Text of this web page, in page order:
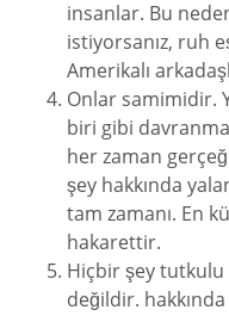
insanlar. Bu
istiyorsanız, ruh
Amerikalı
Onlar samimidir.
biri gibi
her zaman
şey hakkında
tam zamanı. En
hakarettir.
Hiçbir şey
değildir.